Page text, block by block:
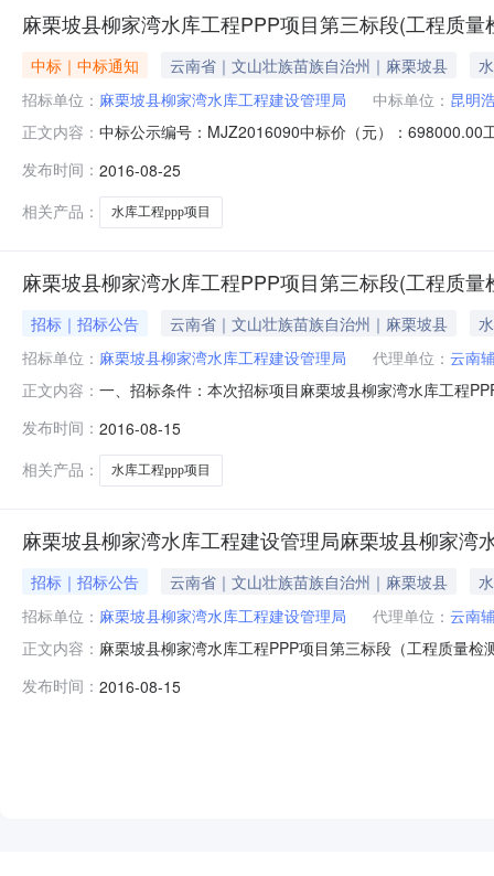
麻栗坡县柳家湾水库工程PPP项目第三标段(工程质量
中标｜中标通知 云南省｜文山壮族苗族自治州｜麻栗坡县
招标单位： 麻栗坡县柳家湾水库工程建设管理局 中标单位： 昆明
正文内容： 中标公示编号：MJZ2016090中标价（元）：698000.00
关告村，水库总库容为317.7万m3，兴利库容268.9万
发布时间： 2016-08-25
相关产品：
水库工程ppp项目
麻栗坡县柳家湾水库工程PPP项目第三标段(工程质
招标｜招标公告 云南省｜文山壮族苗族自治州｜麻栗坡县
招标单位： 麻栗坡县柳家湾水库工程建设管理局 代理单位： 云南
正文内容： 一、招标条件：本次招标项目麻栗坡县柳家湾水库工程
人）提出投标申请。二、项目概况与招标范围：2.1项目
项目开工至竣工结束；
发布时间： 2016-08-15
相关产品：
水库工程ppp项目
麻栗坡县柳家湾水库工程建设管理局麻栗坡县柳家
招标｜招标公告 云南省｜文山壮族苗族自治州｜麻栗坡县
招标单位： 麻栗坡县柳家湾水库工程建设管理局 代理单位： 云南
正文内容： 麻栗坡县柳家湾水库工程PPP项目第三标段（工程质量
咨询有限公司。项目已具备招标条件，现进行竞争性谈
发布时间： 2016-08-15